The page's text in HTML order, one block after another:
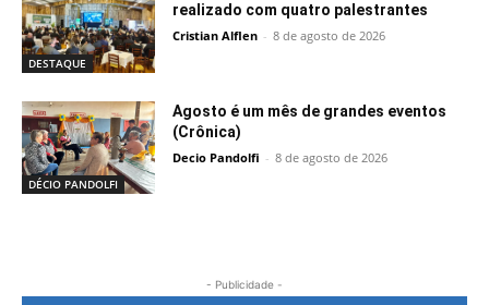
DESTAQUE
realizado com quatro palestrantes
Cristian Alflen - 8 de agosto de 2026
DÉCIO PANDOLFI
Agosto é um mês de grandes eventos
(Crônica)
Decio Pandolfi - 8 de agosto de 2026
- Publicidade -